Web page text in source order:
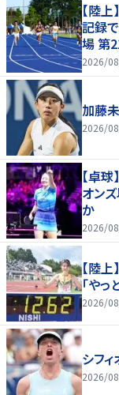
【陸
記録
場 第
2026/
加藤
2026/
【卓
オン
か
2026/
【陸
「や
2026/
シフ
2026/